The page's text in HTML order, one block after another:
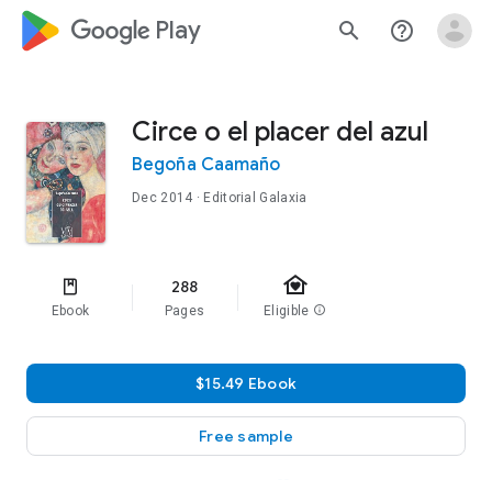
google_logo Play search help_outline
Circe o el placer del azul
Begoña Caamaño
Dec 2014 · Editorial Galaxia
Ebook
288
Pages
family_home
Eligible info
$15.49 Ebook
Free sample